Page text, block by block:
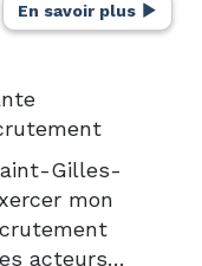
En savoir plus
Gilles-
mon
acteurs…